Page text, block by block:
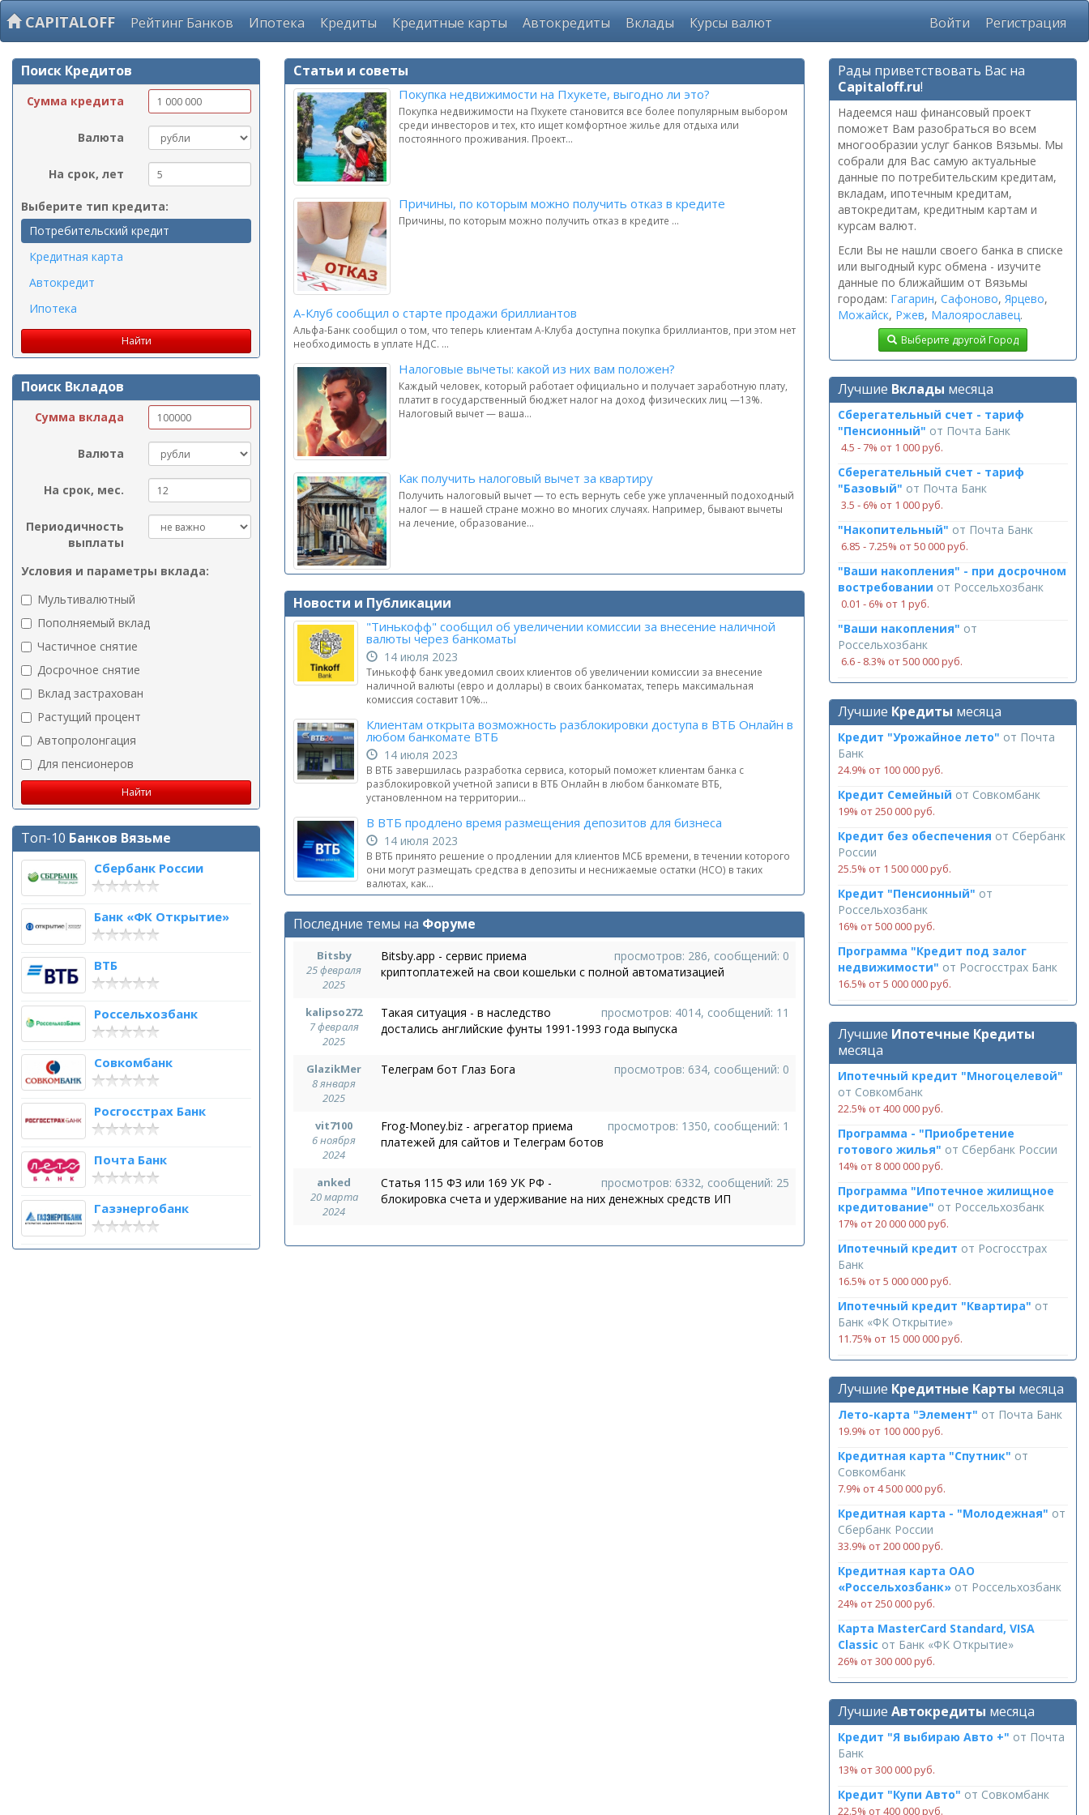
CAPITALOFF Рейтинг Банков Ипотека Кредиты Кредитные карты Автокредиты Вклады Курсы валют Войти Регистрация
Поиск Кредитов
Сумма кредита
Валюта
На срок, лет
Выберите тип кредита:
Потребительский кредит
Кредитная карта
Автокредит
Ипотека
Поиск Вкладов
Сумма вклада
Валюта
На срок, мес.
Периодичность
выплаты
Условия и параметры вклада:
Мультивалютный
Пополняемый вклад
Частичное снятие
Досрочное снятие
Вклад застрахован
Растущий процент
Автопролонгация
Для пенсионеров
Топ-10 Банков Вязьме
Сбербанк России
Банк «ФК Открытие»
ВТБ
Россельхозбанк
Совкомбанк
Росгосстрах Банк
Почта Банк
Газэнергобанк
Статьи и советы
Покупка недвижимости на Пхукете, выгодно ли это?
Покупка недвижимости на Пхукете становится все более популярным выбором
среди инвесторов и тех, кто ищет комфортное жилье для отдыха или
постоянного проживания. Проект...
Причины, по которым можно получить отказ в кредите
Причины, по которым можно получить отказ в кредите ...
А-Клуб сообщил о старте продажи бриллиантов
Альфа-Банк сообщил о том, что теперь клиентам А-Клуба доступна покупка бриллиантов, при этом нет
необходимость в уплате НДС. ...
Налоговые вычеты: какой из них вам положен?
Каждый человек, который работает официально и получает заработную плату,
платит в государственный бюджет налог на доход физических лиц —13%.
Налоговый вычет — ваша...
Как получить налоговый вычет за квартиру
Получить налоговый вычет — то есть вернуть себе уже уплаченный подоходный
налог — в нашей стране можно во многих случаях. Например, бывают вычеты
на лечение, образование...
Новости и Публикации
"Тинькофф" сообщил об увеличении комиссии за внесение наличной
валюты через банкоматы
14 июля 2023
Тинькофф банк уведомил своих клиентов об увеличении комиссии за внесение
наличной валюты (евро и доллары) в своих банкоматах, теперь максимальная
комиссия составит 10%...
Клиентам открыта возможность разблокировки доступа в ВТБ Онлайн в
любом банкомате ВТБ
14 июля 2023
В ВТБ завершилась разработка сервиса, который поможет клиентам банка с
разблокировкой учетной записи в ВТБ Онлайн в любом банкомате ВТБ,
установленном на территории...
В ВТБ продлено время размещения депозитов для бизнеса
14 июля 2023
В ВТБ принято решение о продлении для клиентов МСБ времени, в течении которого
они могут размещать средства в депозиты и неснижаемые остатки (НСО) в таких
валютах, как...
Последние темы на Форуме
Bitsby
25 февраля
2025
просмотров: 286, сообщений: 0
Bitsby.app - сервис приема
криптоплатежей на свои кошельки с полной автоматизацией
kalipso272
7 февраля
2025
просмотров: 4014, сообщений: 11
Такая ситуация - в наследство
достались английские фунты 1991-1993 года выпуска
GlazikMer
8 января
2025
просмотров: 634, сообщений: 0
Телеграм бот Глаз Бога
vit7100
6 ноября
2024
просмотров: 1350, сообщений: 1
Frog-Money.biz - агрегатор приема
платежей для сайтов и Телеграм ботов
anked
20 марта
2024
просмотров: 6332, сообщений: 25
Статья 115 ФЗ или 169 УК РФ -
блокировка счета и удерживание на них денежных средств ИП
Рады приветствовать Вас на
Capitaloff.ru!
Надеемся наш финансовый проект
поможет Вам разобраться во всем
многообразии услуг банков Вязьмы. Мы
собрали для Вас самую актуальные
данные по потребительским кредитам,
вкладам, ипотечным кредитам,
автокредитам, кредитным картам и
курсам валют.
Если Вы не нашли своего банка в списке
или выгодный курс обмена - изучите
данные по ближайшим от Вязьмы
городам: Гагарин, Сафоново, Ярцево,
Можайск, Ржев, Малоярославец.
Выберите другой Город
Лучшие Вклады месяца
Сберегательный счет - тариф
"Пенсионный" от Почта Банк
4.5 ‑ 7% от 1 000 руб.
Сберегательный счет - тариф
"Базовый" от Почта Банк
3.5 ‑ 6% от 1 000 руб.
"Накопительный" от Почта Банк
6.85 ‑ 7.25% от 50 000 руб.
"Ваши накопления" - при досрочном
востребовании от Россельхозбанк
0.01 ‑ 6% от 1 руб.
"Ваши накопления" от
Россельхозбанк
6.6 ‑ 8.3% от 500 000 руб.
Лучшие Кредиты месяца
Кредит "Урожайное лето" от Почта
Банк
24.9% от 100 000 руб.
Кредит Семейный от Совкомбанк
19% от 250 000 руб.
Кредит без обеспечения от Сбербанк
России
25.5% от 1 500 000 руб.
Кредит "Пенсионный" от
Россельхозбанк
16% от 500 000 руб.
Программа "Кредит под залог
недвижимости" от Росгосстрах Банк
16.5% от 5 000 000 руб.
Лучшие Ипотечные Кредиты
месяца
Ипотечный кредит "Многоцелевой"
от Совкомбанк
22.5% от 400 000 руб.
Программа - "Приобретение
готового жилья" от Сбербанк России
14% от 8 000 000 руб.
Программа "Ипотечное жилищное
кредитование" от Россельхозбанк
17% от 20 000 000 руб.
Ипотечный кредит от Росгосстрах
Банк
16.5% от 5 000 000 руб.
Ипотечный кредит "Квартира" от
Банк «ФК Открытие»
11.75% от 15 000 000 руб.
Лучшие Кредитные Карты месяца
Лето-карта "Элемент" от Почта Банк
19.9% от 100 000 руб.
Кредитная карта "Спутник" от
Совкомбанк
7.9% от 4 500 000 руб.
Кредитная карта - "Молодежная" от
Сбербанк России
33.9% от 200 000 руб.
Кредитная карта ОАО
«Россельхозбанк» от Россельхозбанк
24% от 250 000 руб.
Карта MasterCard Standard, VISA
Classic от Банк «ФК Открытие»
26% от 300 000 руб.
Лучшие Автокредиты месяца
Кредит "Я выбираю Авто +" от Почта
Банк
13% от 300 000 руб.
Кредит "Купи Авто" от Совкомбанк
22.5% от 400 000 руб.